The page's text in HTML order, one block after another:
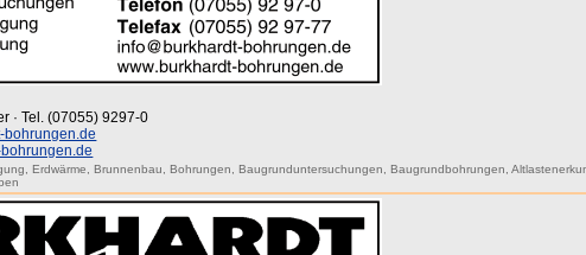
· Tel. (07055) 9297-0
bohrungen.de
,Erdwärme ,Brunnenbau ,Bohrungen ,Baugrunduntersuchungen ,Baugrundbohrungen ,